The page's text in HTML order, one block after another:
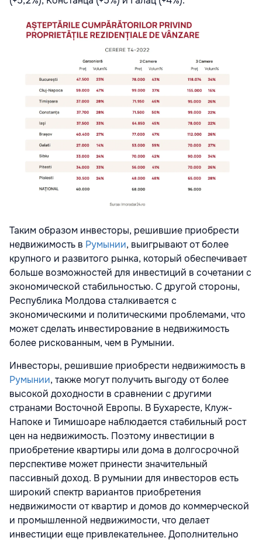
Таким образом инвесторы, решившие приобрести
недвижимость в Румынии, выигрывают от более
крупного и развитого рынка, который обеспечивает
больше возможностей для инвестиций в сочетании с
экономической стабильностью. С другой стороны,
Республика Молдова сталкивается с
экономическими и политическими проблемами, что
может сделать инвестирование в недвижимость
более рискованным, чем в Румынии.
Инвесторы, решившие приобрести недвижимость в
Румынии, также могут получить выгоду от более
высокой доходности в сравнении с другими
странами Восточной Европы. В Бухаресте, Клуж-
Напоке и Тимишоаре наблюдается стабильный рост
цен на недвижимость. Поэтому инвестиции в
приобретение квартиры или дома в долгосрочной
перспективе может принести значительный
пассивный доход. В румынии для инвесторов есть
широкий спектр вариантов приобретения
недвижимости от квартир и домов до коммерческой
и промышленной недвижимости, что делает
инвестиции еще привлекательнее. Дополнительно